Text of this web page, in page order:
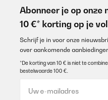
Abonneer je op
10 €* korting op je
Schrijf je in voor onze
over aankomende
*De korting van 10 € is niet te
bestelwaarde 100 €.